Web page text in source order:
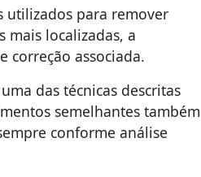
utilizados para remover
mais localizadas, a
correção associada.
das técnicas descritas
semelhantes também
conforme análise